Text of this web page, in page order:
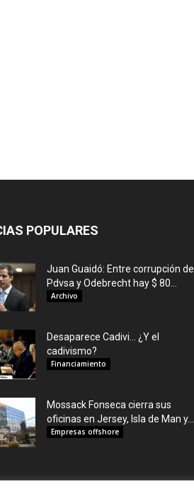
POPULARES
Juan Guaidó: Entre corrupción de
Pdvsa y Odebrecht hay $ 80...
Archivo
Desaparece Cadivi… ¿Y el
cadivismo?
Financiamiento
Mossack Fonseca cierra sus
oficinas en Jersey, Isla de Man y...
Empresas offshore